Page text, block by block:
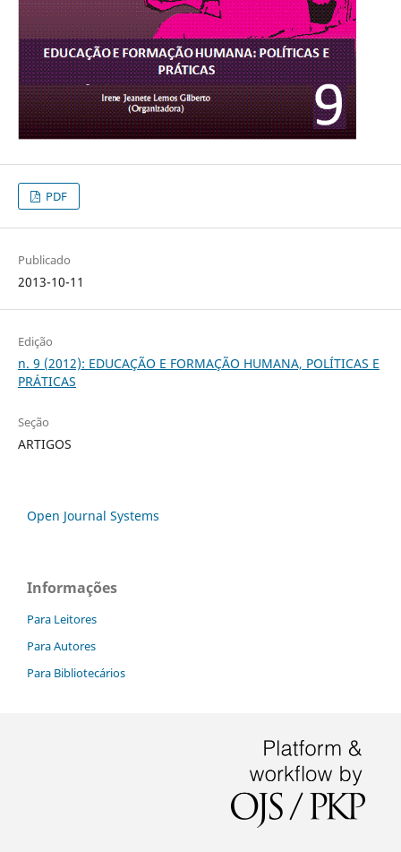
PDF
Publicado
2013-10-11
Edição
n. 9 (2012): EDUCAÇÃO E FORMAÇÃO HUMANA, POLÍTICAS E
PRÁTICAS
Seção
ARTIGOS
Open Journal Systems
Informações
Para Leitores
Para Autores
Para Bibliotecários